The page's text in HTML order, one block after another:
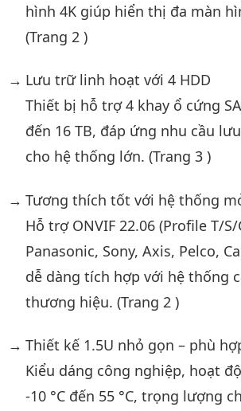
hình 4K giúp hiển thị đa màn
(Trang 2 )
Lưu trữ linh hoạt với 4 HDD
Thiết bị hỗ trợ 4 khay ổ cứng
đến 16 TB, đáp ứng nhu cầu
cho hệ thống lớn. (Trang 3 )
Tương thích tốt với hệ thống
Hỗ trợ ONVIF 22.06 (Profile T/
Panasonic, Sony, Axis, Pelco,
dễ dàng tích hợp với hệ thống
thương hiệu. (Trang 2 )
Thiết kế 1.5U nhỏ gọn – phù
Kiểu dáng công nghiệp, hoạt
-10 °C đến 55 °C, trọng lượng